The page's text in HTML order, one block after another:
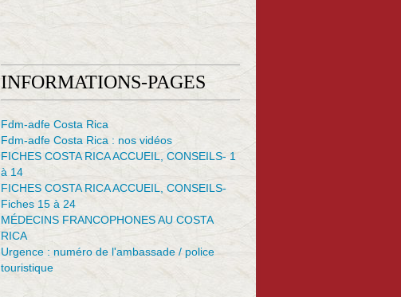
INFORMATIONS-PAGES
Fdm-adfe Costa Rica
Fdm-adfe Costa Rica : nos vidéos
FICHES COSTA RICA ACCUEIL, CONSEILS- 1
à 14
FICHES COSTA RICA ACCUEIL, CONSEILS-
Fiches 15 à 24
MÉDECINS FRANCOPHONES AU COSTA
RICA
Urgence : numéro de l'ambassade / police
touristique